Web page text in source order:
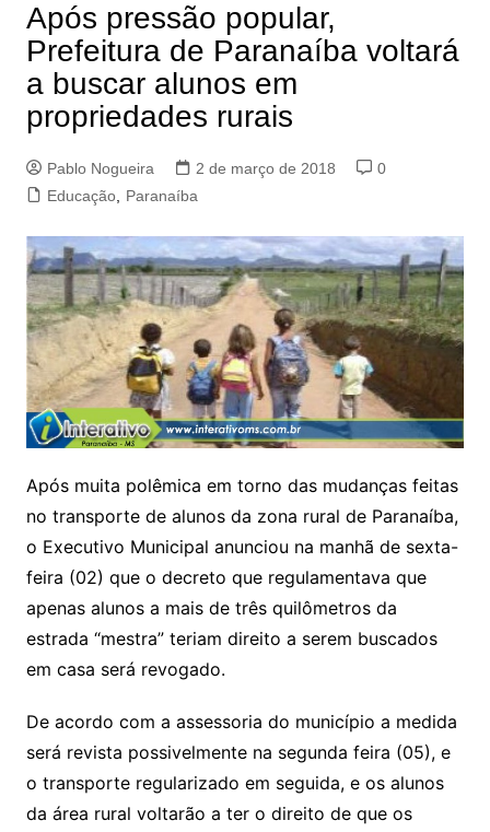
Após pressão popular,
Prefeitura de Paranaíba voltará
a buscar alunos em
propriedades rurais
Pablo Nogueira 2 de março de 2018
0
Educação, Paranaíba
Após muita polêmica em torno das mudanças feitas
no transporte de alunos da zona rural de Paranaíba,
o Executivo Municipal anunciou na manhã de sexta-
feira (02) que o decreto que regulamentava que
apenas alunos a mais de três quilômetros da
estrada “mestra” teriam direito a serem buscados
em casa será revogado.
De acordo com a assessoria do município a medida
será revista possivelmente na segunda feira (05), e
o transporte regularizado em seguida, e os alunos
da área rural voltarão a ter o direito de que os